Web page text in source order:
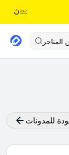
للمدونات